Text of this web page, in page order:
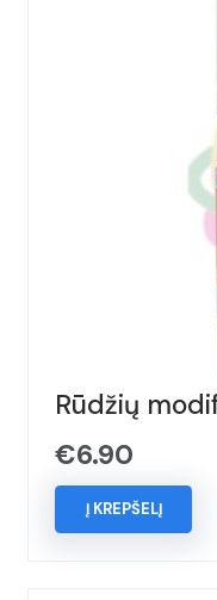
Rūdžių
€6.90
Į KREPŠELĮ